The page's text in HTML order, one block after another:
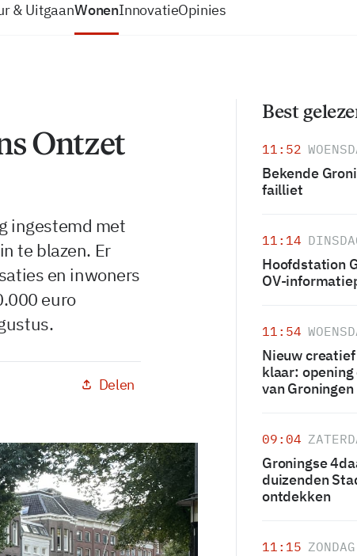
& UitgaanWonenInnovatieOpinies
Ontzet
ingestemd met
te blazen. Er
en inwoners
euro
Delen
Best
11:52
Bekende
failliet
11:14
Hoofdstation
OV-
11:54
Nieuw
klaar:
van Groningen
09:04
Groningse
duizenden
ontdekken
11:15 ZONDAG